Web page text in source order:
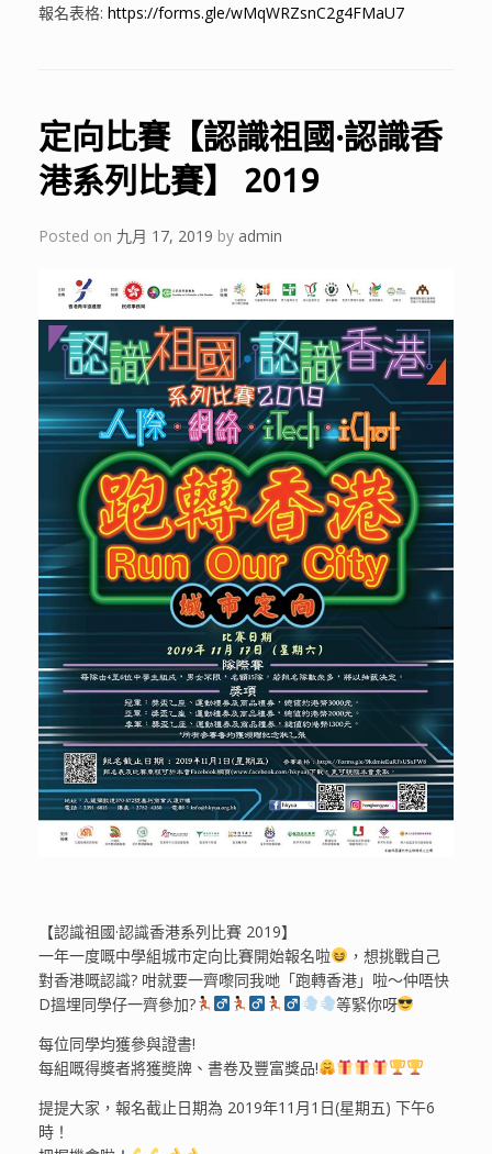
報名表格: https://forms.gle/wMqWRZsnC2g4FMaU7
定向比賽【認識祖國·認識香
港系列比賽】 2019
Posted on 九月 17, 2019 by admin
【認識祖國·認識香港系列比賽 2019】
一年一度嘅中學組城市定向比賽開始報名啦
，想挑戰自己
對香港嘅認識? 咁就要一齊嚟同我哋「跑轉香港」啦～仲唔快
D搵埋同學仔一齊參加?
等緊你呀
每位同學均獲參與證書!
每組嘅得獎者將獲奬牌、書卷及豐富獎品!
提提大家，報名截止日期為 2019年11月1日(星期五) 下午6
時！